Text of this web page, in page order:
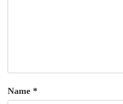
Name *